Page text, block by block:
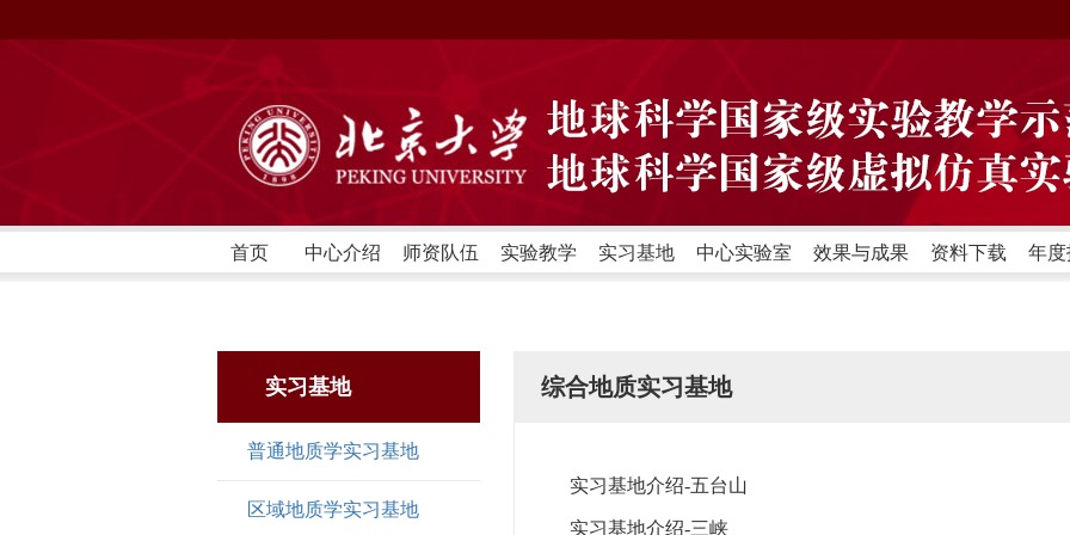
首页 中心介绍 师资队伍 实验教学 实习基地 中心实验室 效果与成果 资料下载 年
实习基地
普通地质学实习基地
区域地质学实习基地
综合地质实习基地
实习基地介绍-五台山
实习基地介绍-三峡